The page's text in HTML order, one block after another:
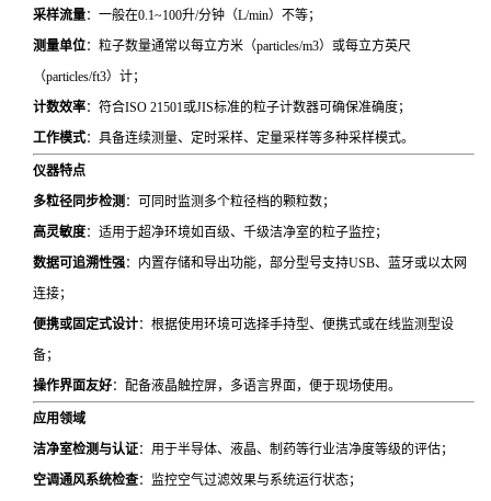
采样流量：一般在0.1~100升/分钟（L/min）不等；
测量单位：粒子数量通常以每立方米（particles/m3）或每立方英尺
（particles/ft3）计；
计数效率：符合ISO 21501或JIS标准的粒子计数器可确保准确度；
工作模式：具备连续测量、定时采样、定量采样等多种采样模式。
仪器特点
多粒径同步检测 ：可同时监测多个粒径档的颗粒数；
高灵敏度：适用于超净环境如百级、千级洁净室的粒子监控；
数据可追溯性强：内置存储和导出功能，部分型号支持USB、蓝牙或以太网
连接；
便携或固定式设计：根据使用环境可选择手持型、便携式或在线监测型设
备；
操作界面友好：配备液晶触控屏，多语言界面，便于现场使用。
应用领域
洁净室检测与认证：用于半导体、液晶、制药等行业洁净度等级的评估；
空调通风系统检查：监控空气过滤效果与系统运行状态；